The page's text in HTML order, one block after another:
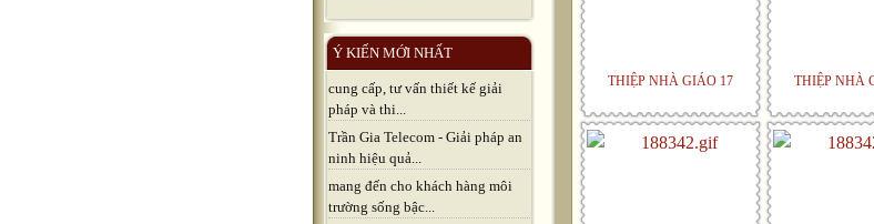
Ý KIẾN MỚI NHẤT
cung cấp, tư vấn thiết kế giải
pháp và thi...
Trần Gia Telecom - Giải pháp an
ninh hiệu quả...
mang đến cho khách hàng môi
trường sống bậc...
THIỆP NHÀ GIÁO 17 THIỆP NHÀ